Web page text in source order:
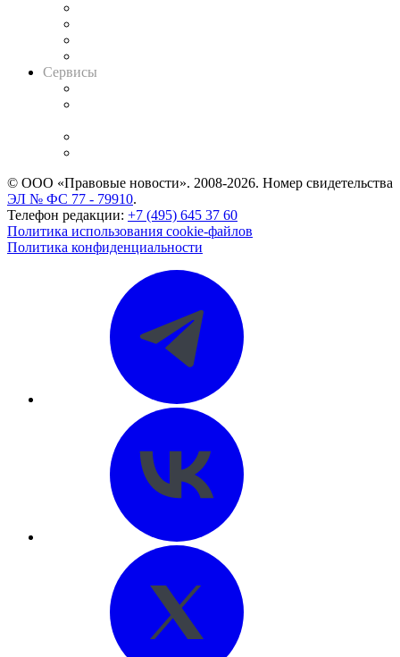
Сервисы
© ООО «Правовые новости». 2008-2026. Номер свидетельства
ЭЛ № ФС 77 - 79910.
Телефон редакции: +7 (495) 645 37 60
Политика использования cookie-файлов
Политика конфиденциальности